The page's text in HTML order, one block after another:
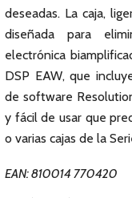
deseadas. La caja,
diseñada para
electrónica
DSP EAW, que
de software
y fácil de usar que
o varias cajas de la
EAN: 810014 770420